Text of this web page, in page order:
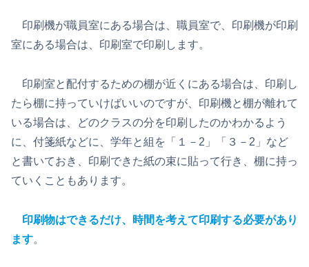
印刷機が職員室にある場合は、職員室で、印刷機が印刷
室にある場合は、印刷室で印刷します。
印刷室と配付するための棚が近くにある場合は、印刷し
たら棚に持っていけばいいのですが、印刷機と棚が離れて
いる場合は、どのクラスの分を印刷したのかわかるよう
に、付箋紙などに、学年と組を「１－2」「３－2」など
と書いておき、印刷できた紙の束に貼って行き、棚に持っ
ていくこともあります。
印刷物はできるだけ、時間を考えて印刷する必要があり
ます。